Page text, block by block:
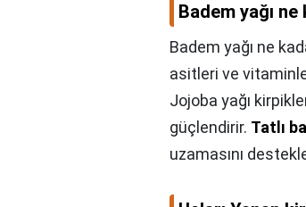
Badem yağı
Badem yağı ne
asitleri ve
Jojoba yağı
güçlendirir. Tatlı
uzamasını